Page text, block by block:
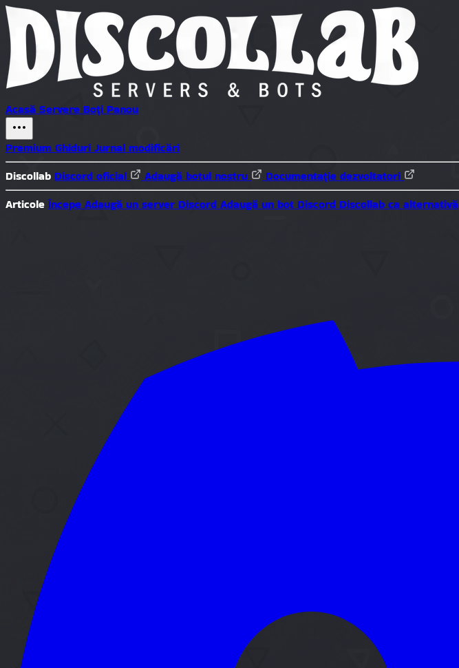
Acasă Servere Boți Panou
Premium Ghiduri Jurnal modificări
Discollab Discord oficial Adaugă botul nostru
Documentație dezvoltatori
Articole Începe Adaugă un server Discord Adaugă un bot Discord Discollab ca alternativă